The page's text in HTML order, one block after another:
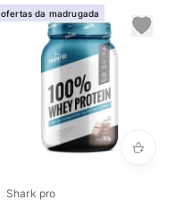
ofertas da madrugada
Shark pro